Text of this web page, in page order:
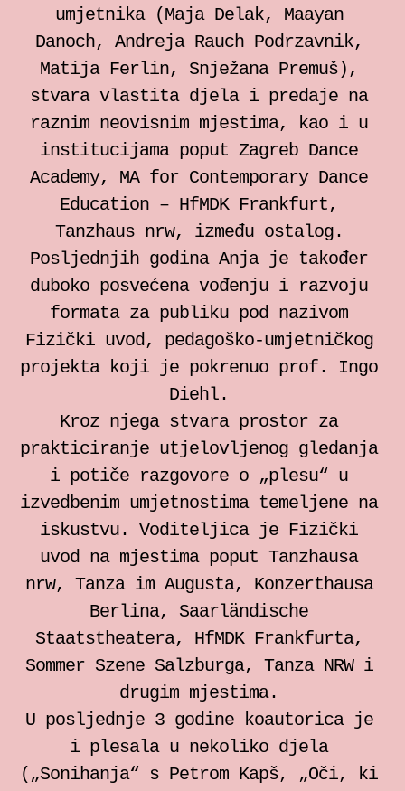
umjetnika (Maja Delak, Maayan
Danoch, Andreja Rauch Podrzavnik,
Matija Ferlin, Snježana Premuš),
stvara vlastita djela i predaje na
raznim neovisnim mjestima, kao i u
institucijama poput Zagreb Dance
Academy, MA for Contemporary Dance
Education – HfMDK Frankfurt,
Tanzhaus nrw, između ostalog.
Posljednjih godina Anja je također
duboko posvećena vođenju i razvoju
formata za publiku pod nazivom
Fizički uvod, pedagoško-umjetničkog
projekta koji je pokrenuo prof. Ingo
Diehl.
Kroz njega stvara prostor za
prakticiranje utjelovljenog gledanja
i potiče razgovore o „plesu“ u
izvedbenim umjetnostima temeljene na
iskustvu. Voditeljica je Fizički
uvod na mjestima poput Tanzhausa
nrw, Tanza im Augusta, Konzerthausa
Berlina, Saarländische
Staatstheatera, HfMDK Frankfurta,
Sommer Szene Salzburga, Tanza NRW i
drugim mjestima.
U posljednje 3 godine koautorica je
i plesala u nekoliko djela
(„Sonihanja“ s Petrom Kapš, „Oči, ki